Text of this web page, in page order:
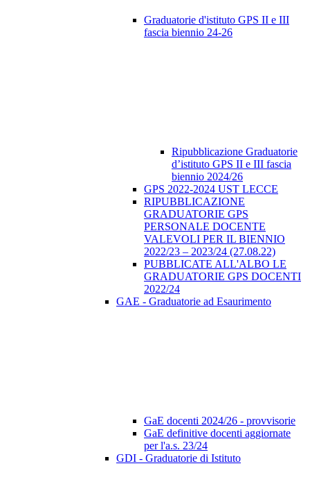
Graduatorie d'istituto GPS II e III
fascia biennio 24-26
Ripubblicazione Graduatorie
d’istituto GPS II e III fascia
biennio 2024/26
GPS 2022-2024 UST LECCE
RIPUBBLICAZIONE
GRADUATORIE GPS
PERSONALE DOCENTE
VALEVOLI PER IL BIENNIO
2022/23 – 2023/24 (27.08.22)
PUBBLICATE ALL'ALBO LE
GRADUATORIE GPS DOCENTI
2022/24
GAE - Graduatorie ad Esaurimento
GaE docenti 2024/26 - provvisorie
GaE definitive docenti aggiornate
per l'a.s. 23/24
GDI - Graduatorie di Istituto